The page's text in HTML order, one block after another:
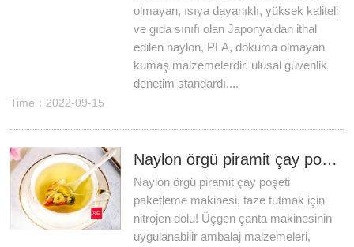
olmayan, ısıya dayanıklı, yüksek kaliteli
ve gıda sınıfı olan Japonya'dan ithal
edilen naylon, PLA, dokuma olmayan
kumaş malzemelerdir. ulusal güvenlik
denetim standardı....
Time：2022-09-15
Naylon örgü piramit çay poşeti paketleme makinesi, taze tutmak için nitrojen dolu!
Naylon örgü piramit çay poşeti
paketleme makinesi, taze tutmak için
nitrojen dolu! Üçgen çanta makinesinin
uygulanabilir ambalaj malzemeleri,